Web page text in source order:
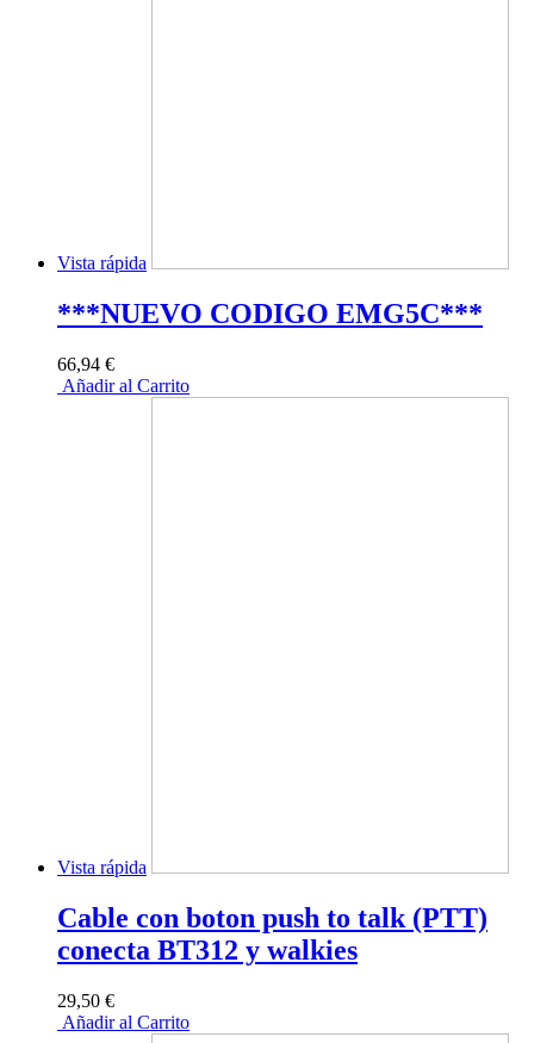
Vista rápida
***NUEVO CODIGO EMG5C***
66,94 €
Añadir al Carrito
Vista rápida
Cable con boton push to talk (PTT)
conecta BT312 y walkies
29,50 €
Añadir al Carrito